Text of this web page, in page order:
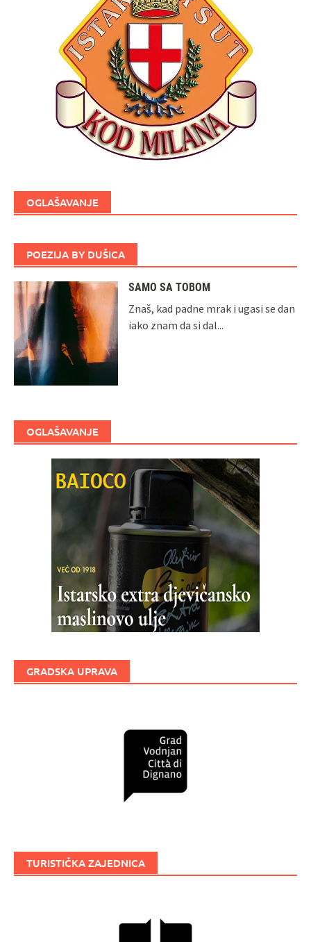
OGLAŠAVANJE
POEZIJA BY DUŠICA
SAMO SA TOBOM
Znaš, kad padne mrak i ugasi se dan
iako znam da si dal...
OGLAŠAVANJE
GRADSKA UPRAVA
TURISTIČKA ZAJEDNICA